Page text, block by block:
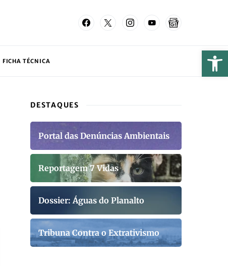
FICHA TÉCNICA
DESTAQUES
Portal das Denúncias Ambientais
Reportagem 7 Vidas
Dossier: Águas do Planalto
Tribuna Contra o Extrativismo